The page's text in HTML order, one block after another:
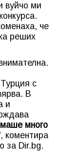
вуйчо ми
че
реших
с
В
и
много
коментира
за Dir.bg.